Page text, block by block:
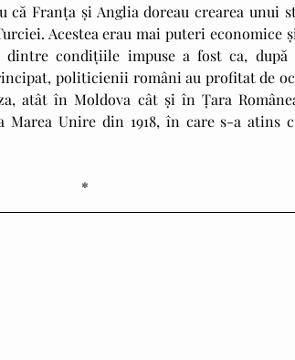
Franța și Anglia doreau crearea unui
Acestea erau mai puteri economice
dintre condițiile impuse a fost ca,
politicienii români au profitat de
atât în Moldova cât și în Țara
Unire din 1918, în care s-a atins
*